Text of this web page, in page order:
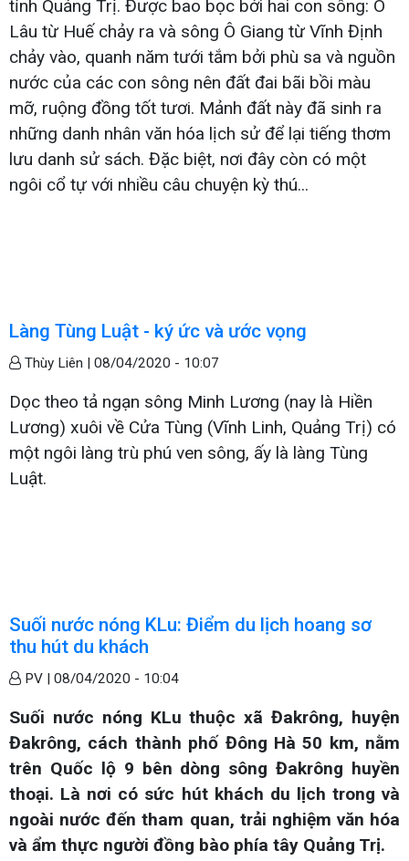
tỉnh Quảng Trị. Được bao bọc bởi hai con sông: Ô
Lâu từ Huế chảy ra và sông Ô Giang từ Vĩnh Định
chảy vào, quanh năm tưới tắm bởi phù sa và nguồn
nước của các con sông nên đất đai bãi bồi màu
mỡ, ruộng đồng tốt tươi. Mảnh đất này đã sinh ra
những danh nhân văn hóa lịch sử để lại tiếng thơm
lưu danh sử sách. Đặc biệt, nơi đây còn có một
ngôi cổ tự với nhiều câu chuyện kỳ thú...
Làng Tùng Luật - ký ức và ước vọng
Thùy Liên | 08/04/2020 - 10:07
Dọc theo tả ngạn sông Minh Lương (nay là Hiền
Lương) xuôi về Cửa Tùng (Vĩnh Linh, Quảng Trị) có
một ngôi làng trù phú ven sông, ấy là làng Tùng
Luật.
Suối nước nóng KLu: Điểm du lịch hoang sơ
thu hút du khách
PV | 08/04/2020 - 10:04
Suối nước nóng KLu thuộc xã Đakrông, huyện
Đakrông, cách thành phố Đông Hà 50 km, nằm
trên Quốc lộ 9 bên dòng sông Đakrông huyền
thoại. Là nơi có sức hút khách du lịch trong và
ngoài nước đến tham quan, trải nghiệm văn hóa
và ẩm thực người đồng bào phía tây Quảng Trị.